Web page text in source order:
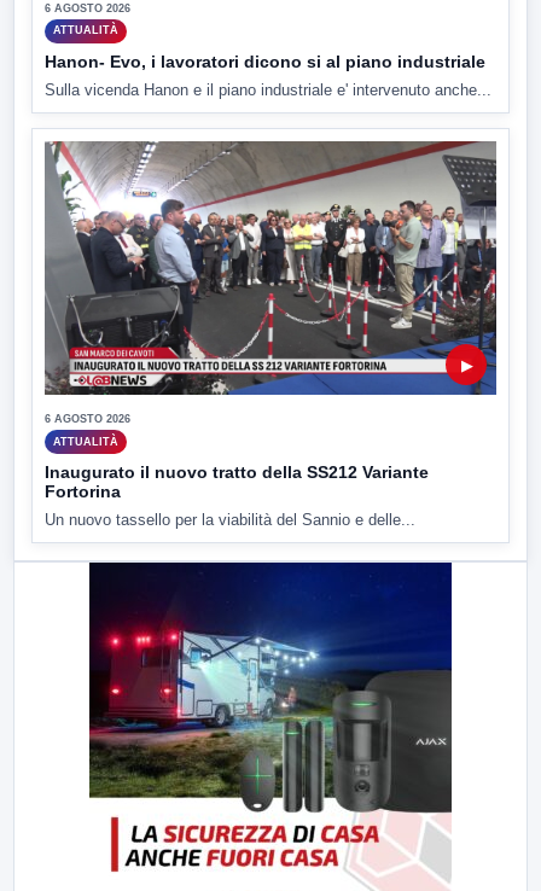
6 AGOSTO 2026
ATTUALITÀ
Hanon- Evo, i lavoratori dicono si al piano industriale
Sulla vicenda Hanon e il piano industriale e' intervenuto anche...
▶
6 AGOSTO 2026
ATTUALITÀ
Inaugurato il nuovo tratto della SS212 Variante
Fortorina
Un nuovo tassello per la viabilità del Sannio e delle...